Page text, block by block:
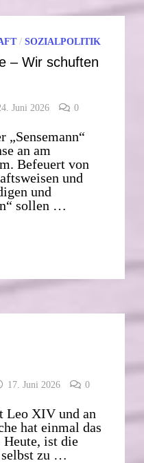
/SOZIALPOLITIK
– Wir schuften
Juni 2026 0
„Sensemann“
an am
Befeuert von
und
und
sollen …
17. Juni 2026 0
Leo XIV und an
hat einmal das
ist die
selbst zu …